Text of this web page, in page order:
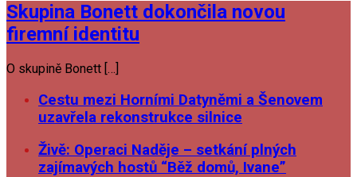
Skupina Bonett dokončila novou
firemní identitu
O skupině Bonett […]
Cestu mezi Horními Datyněmi a Šenovem
uzavřela rekonstrukce silnice
Živě: Operaci Naděje – setkání plných
zajímavých hostů “Běž domů, Ivane”